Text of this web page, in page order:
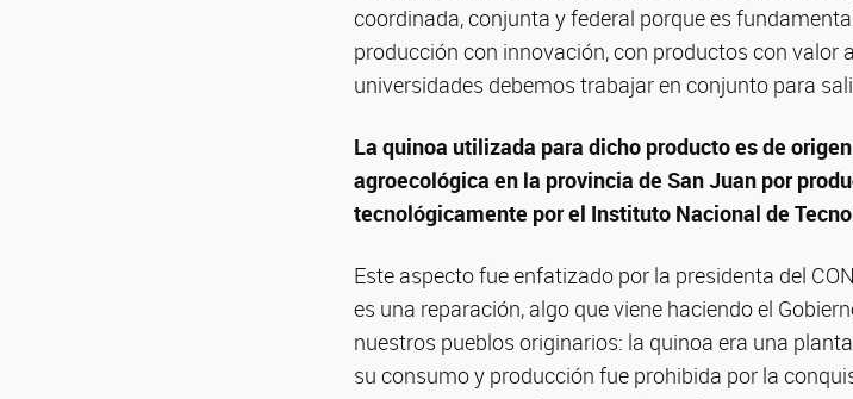
coordinada, conjunta y federal porque es
producción con innovación, con productos con valor
universidades debemos trabajar en conjunto para
La quinoa utilizada para dicho producto es de
agroecológica en la provincia de San Juan por
tecnológicamente por el Instituto Nacional de
Este aspecto fue enfatizado por la presidenta del
es una reparación, algo que viene haciendo el
nuestros pueblos originarios: la quinoa era una
su consumo y producción fue prohibida por la